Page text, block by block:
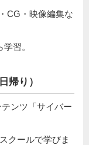
CG・映像編集な
習。
帰り）
ンツ「サイバー
クールで学びま